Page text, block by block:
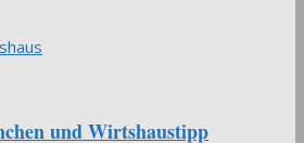
und Wirtshaustipp